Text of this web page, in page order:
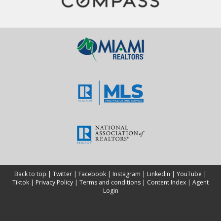
Back to top | Twitter | Facebook | Instagram | Linkedin | YouTube |
Tiktok | Privacy Policy | Terms and conditions | Content Index | Agent
Login